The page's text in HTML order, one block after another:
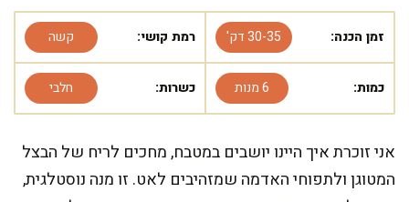
זמן הכנה: 30-35 דק' רמת קושי: קשה
כמות: 6 מנות כשרות: חלבי
אני זוכרת איך היינו יושבים במטבח, מחכים לריח של הבצל
המטוגן ולתפוחי האדמה שמזהיבים לאט. זו מנה נוסטלגית,